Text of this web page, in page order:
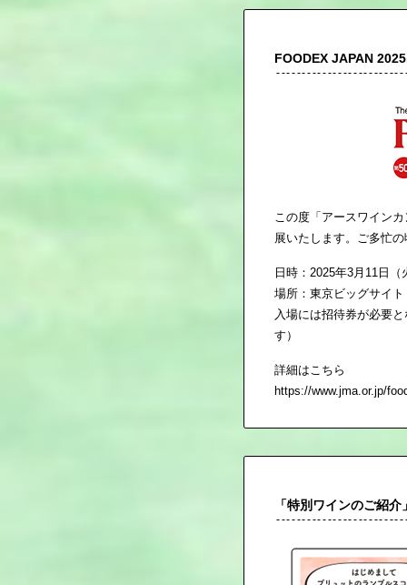
FOODEX JAPAN
この度「アースワイン
展いたします。ご多忙
日時：2025年3月11日
場所：東京ビッグサイト
入場には招待券が必要
す）
詳細はこちら
https://www.jma.or.jp/
「特別ワインのご紹